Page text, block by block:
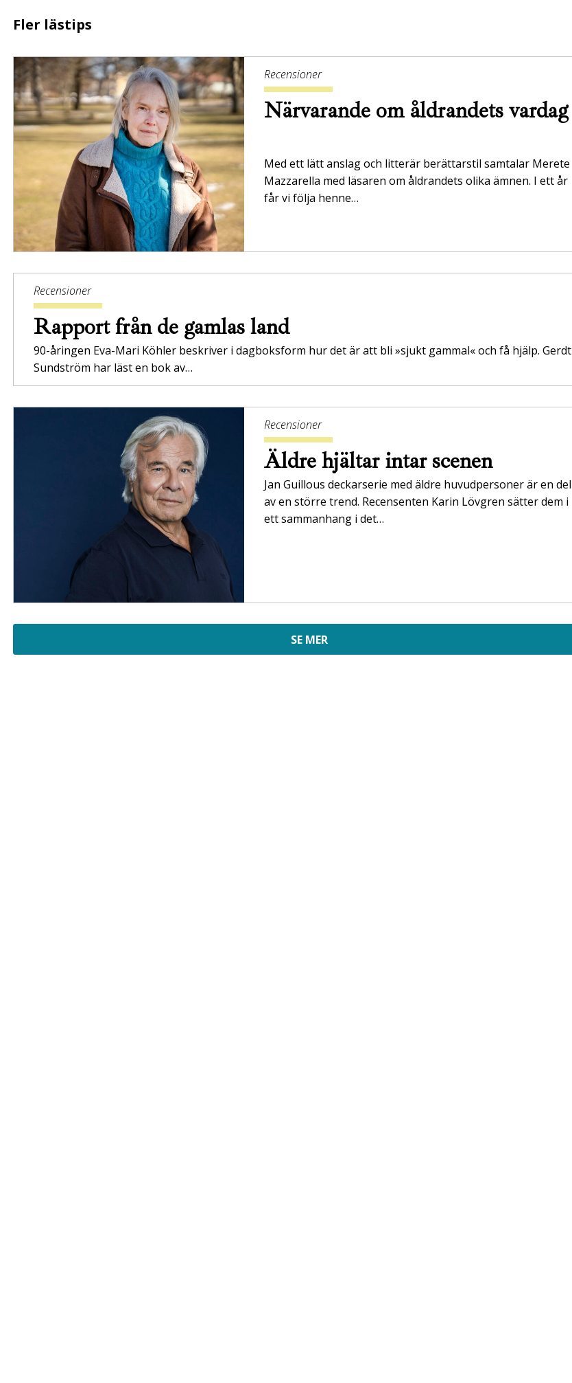
Fler lästips
Recensioner
Närvarande om åldrandets vardag
Med ett lätt anslag och litterär berättarstil samtalar Merete
Mazzarella med läsaren om åldrandets olika ämnen. I ett år
får vi följa henne…
Recensioner
Rapport från de gamlas land
90-åringen Eva-Mari Köhler beskriver i dagboksform hur det är att bli »sjukt gammal« och få hjälp. Gerdt
Sundström har läst en bok av…
Recensioner
Äldre hjältar intar scenen
Jan Guillous deckarserie med äldre huvudpersoner är en del
av en större trend. Recensenten Karin Lövgren sätter dem i
ett sammanhang i det…
SE MER